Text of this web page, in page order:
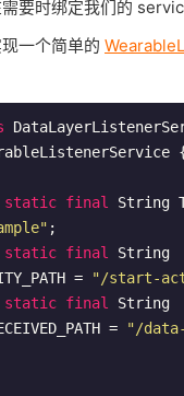
要时绑定我们的
一个简单的
static final
;
static final
String
=
"/start-
static final
String
=
"/